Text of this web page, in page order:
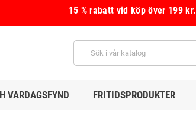
15 % rabatt vid köp över 199 kr.
VARDAGSFYND FRITIDSPRODUKTER